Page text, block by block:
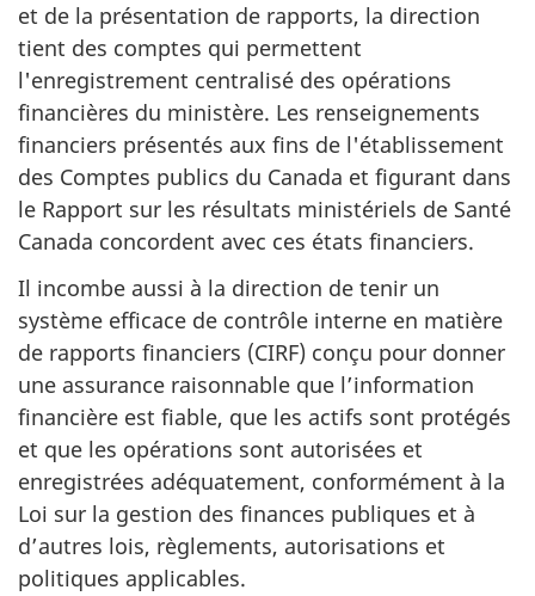
et de la présentation de rapports, la direction
tient des comptes qui permettent
l'enregistrement centralisé des opérations
financières du ministère. Les renseignements
financiers présentés aux fins de l'établissement
des Comptes publics du Canada et figurant dans
le Rapport sur les résultats ministériels de Santé
Canada concordent avec ces états financiers.
Il incombe aussi à la direction de tenir un
système efficace de contrôle interne en matière
de rapports financiers (CIRF) conçu pour donner
une assurance raisonnable que l’information
financière est fiable, que les actifs sont protégés
et que les opérations sont autorisées et
enregistrées adéquatement, conformément à la
Loi sur la gestion des finances publiques et à
d’autres lois, règlements, autorisations et
politiques applicables.